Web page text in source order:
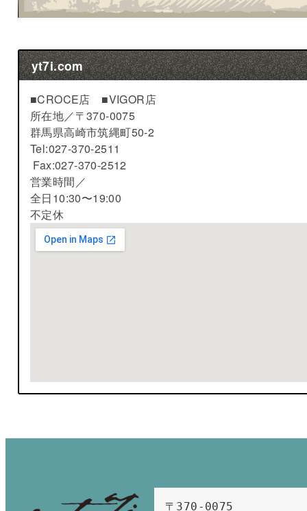
yt7i.com
■CROCE店 ■VIGOR店
所在地／〒370-0075
群馬県高崎市筑縄町50-2
Tel:027-370-2511
Fax:027-370-2512
営業時間／
全日10:30〜19:00
不定休
〒370-0075